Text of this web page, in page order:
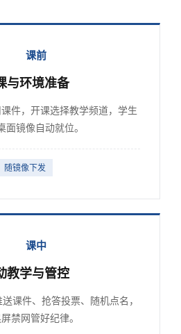
课前
与环境准备
件，开课选择教学频道，学生
面镜像自动就位。
随镜像下发
课中
教学与管控
课件、抢答投票、随机点名，
禁网管好纪律。